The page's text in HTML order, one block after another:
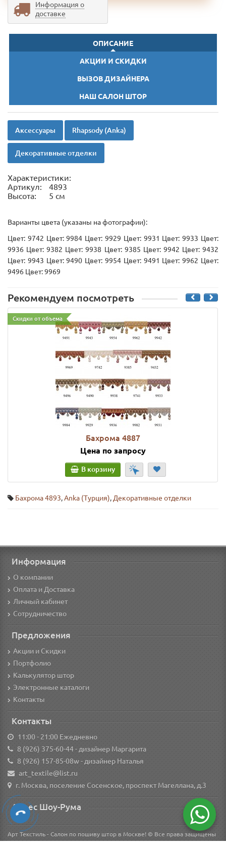
Информация о
доставке
ОПИСАНИЕ
АКЦИИ И СКИДКИ
ВЫЗОВ ДИЗАЙНЕРА
НАШ САЛОН ШТОР
Аксессуары Rhapsody (Anka)
Декоративные отделки
Характеристики:
Артикул:
4893
Высота:
5 см
Варианты цвета (указаны на фотографии):
Цвет: 9742 Цвет: 9984 Цвет: 9929 Цвет: 9931 Цвет: 9933 Цвет:
9936 Цвет: 9382 Цвет: 9938 Цвет: 9385 Цвет: 9942 Цвет: 9432
Цвет: 9943 Цвет: 9490 Цвет: 9954 Цвет: 9491 Цвет: 9962 Цвет:
9496 Цвет: 9969
Рекомендуем посмотреть
Скидки от объема
Бахрома 4887
Цена по запросу
В корзину
Бахрома 4893,Anka (Турция),Декоративные отделки
Информация
О компании
Оплата и Доставка
Личный кабинет
Сотрудничество
Предложения
Акции и Скидки
Портфолио
Калькулятор штор
Электронные каталоги
Контакты
Контакты
11:00 - 21:00 Ежедневно
8 (926) 375-60-44- дизайнер Маргарита
8 (926) 157-85-08w- дизайнер Наталья
art_textile@list.ru
г. Москва, поселение Сосенское, проспект Магеллана, д.3
Адрес Шоу-Рума
Арт Текстиль - Салон по пошиву штор в Москве! © Все права защищены